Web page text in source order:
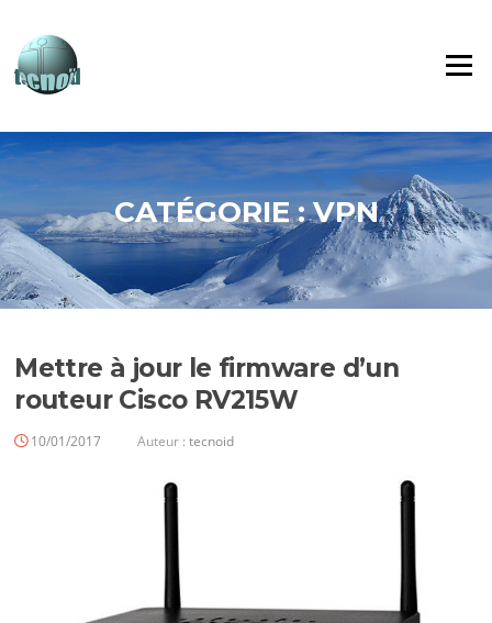
contenu
Menu
CATÉGORIE :VPN
Mettre à jour le firmware d’un
routeur Cisco RV215W
10/01/2017 Auteur :tecnoid